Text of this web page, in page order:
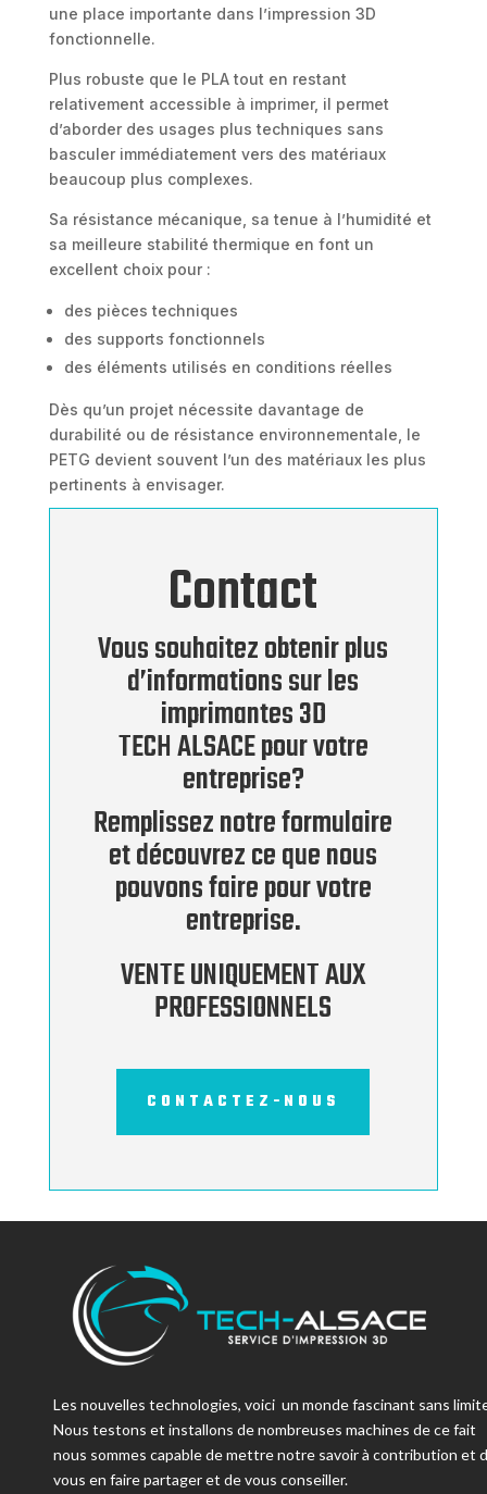
une place importante dans l’impression 3D
fonctionnelle.
Plus robuste que le PLA tout en restant
relativement accessible à imprimer, il permet
d’aborder des usages plus techniques sans
basculer immédiatement vers des matériaux
beaucoup plus complexes.
Sa résistance mécanique, sa tenue à l’humidité et
sa meilleure stabilité thermique en font un
excellent choix pour :
des pièces techniques
des supports fonctionnels
des éléments utilisés en conditions réelles
Dès qu’un projet nécessite davantage de
durabilité ou de résistance environnementale, le
PETG devient souvent l’un des matériaux les plus
pertinents à envisager.
Contact
Vous souhaitez obtenir plus
d’informations sur les
imprimantes 3D
TECH ALSACE pour votre
entreprise?
Remplissez notre formulaire
et découvrez ce que nous
pouvons faire pour votre
entreprise.
VENTE UNIQUEMENT AUX
PROFESSIONNELS
CONTACTEZ-NOUS
Les nouvelles technologies, voici un monde fascinant sans
Nous testons et installons de nombreuses machines de ce fait
nous sommes capable de mettre notre savoir à contribution et
vous en faire partager et de vous conseiller.